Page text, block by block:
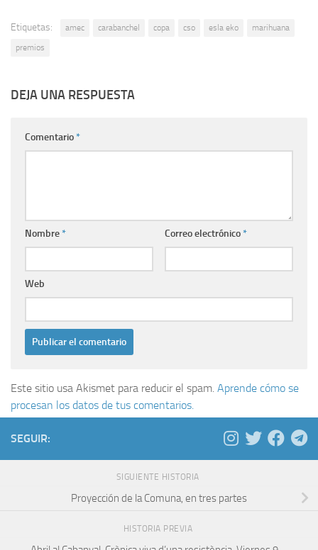
Etiquetas: amec carabanchel copa cso esla eko
marihuana
premios
DEJA UNA RESPUESTA
Comentario*
Nombre* Correo electrónico*
Web
Este sitio usa Akismet para reducir el spam. Aprende cómo se
procesan los datos de tus comentarios.
SEGUIR:
SIGUIENTE HISTORIA
Proyección de la Comuna, en tres partes
HISTORIA PREVIA